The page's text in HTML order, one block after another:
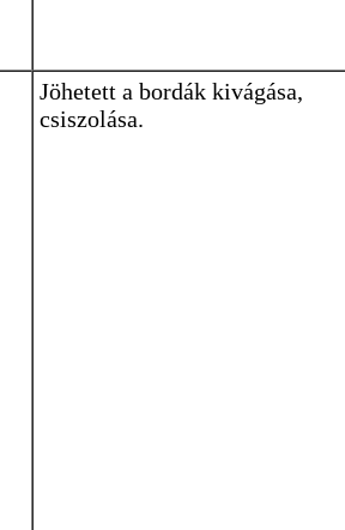
Jöhetett a bordák kivágása,
csiszolása.